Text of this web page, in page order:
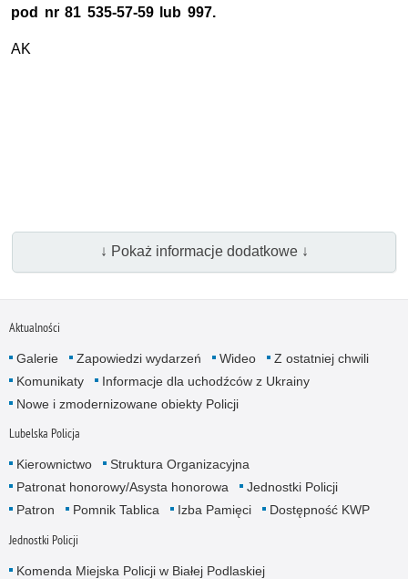
pod nr 81 535-57-59 lub 997.
AK
↓ Pokaż informacje dodatkowe ↓
Aktualności
Galerie Zapowiedzi wydarzeń Wideo
Z ostatniej chwili
Komunikaty
Informacje dla uchodźców z Ukrainy
Nowe i zmodernizowane obiekty Policji
Lubelska Policja
Kierownictwo
Struktura Organizacyjna
Patronat honorowy/Asysta honorowa
Jednostki Policji
Patron
Pomnik Tablica Izba Pamięci Dostępność KWP
Jednostki Policji
Komenda Miejska Policji w Białej Podlaskiej